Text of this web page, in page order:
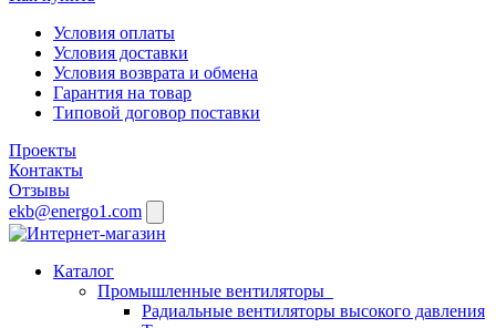
Условия оплаты
Условия доставки
Условия возврата и обмена
Гарантия на товар
Типовой договор поставки
Проекты
Контакты
Отзывы
ekb@energo1.com
Каталог
Промышленные вентиляторы
Радиальные вентиляторы высокого давления